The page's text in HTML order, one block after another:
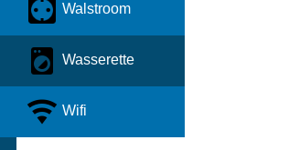
Walstroom
Wasserette
Wifi